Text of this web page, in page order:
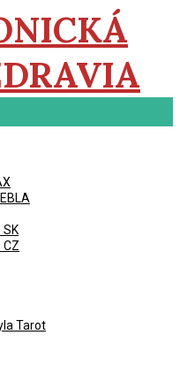
SK
CZ
Tarot